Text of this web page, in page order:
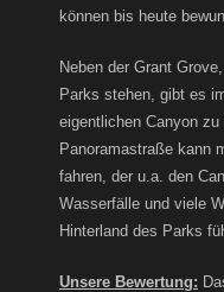
können bis heute
Neben der Grant
Parks stehen, gibt es
eigentlichen Canyon
Panoramastraße kann
fahren, der u.a. den
Wasserfälle und viele
Hinterland des Parks
Unsere Bewertung: